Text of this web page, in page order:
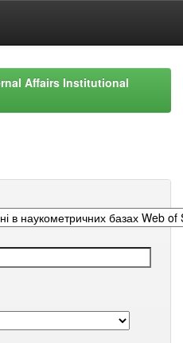
Affairs Institutional